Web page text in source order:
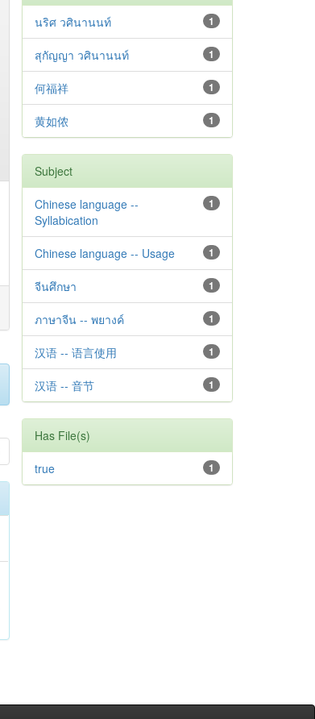
1
นริศ วศินานนท์
1
สุกัญญา วศินานนท์
1
何福祥
1
黄如侬
Subject
1
Chinese language --
Syllabication
1
Chinese language -- Usage
1
จีนศึกษา
1
ภาษาจีน -- พยางค์
1
汉语 -- 语言使用
1
汉语 -- 音节
Has File(s)
1
true